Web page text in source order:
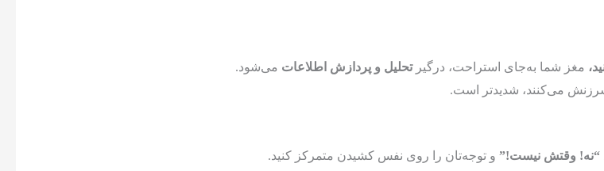
مغز شما به‌جای استراحت، درگیرتحلیل و پردازش اطلاعات می‌شود.
سرزنش می‌کنند، شدیدتر است.
“نه! وقتش نیست!”و توجه‌تان را روی نفس کشیدن متمرکز کنید.